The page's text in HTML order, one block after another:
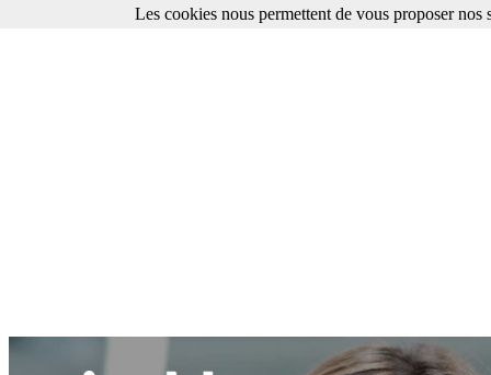
Les cookies nous permettent de vous proposer